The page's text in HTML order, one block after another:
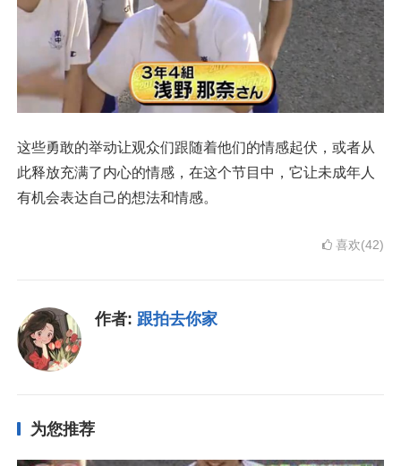
这些勇敢的举动让观众们跟随着他们的情感起伏，或者从
此释放充满了内心的情感，在这个节目中，它让未成年人
有机会表达自己的想法和情感。
喜欢(42)
作者: 跟拍去你家
为您推荐